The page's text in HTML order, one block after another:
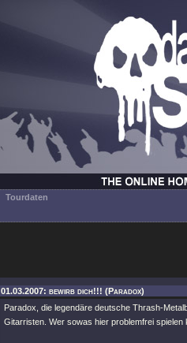
Tourdaten
01.03.2007: bewirb dich!!! (Paradox)
Paradox, die legendäre deutsche Thrash-
Gitarristen. Wer sowas hier problemfrei spielen